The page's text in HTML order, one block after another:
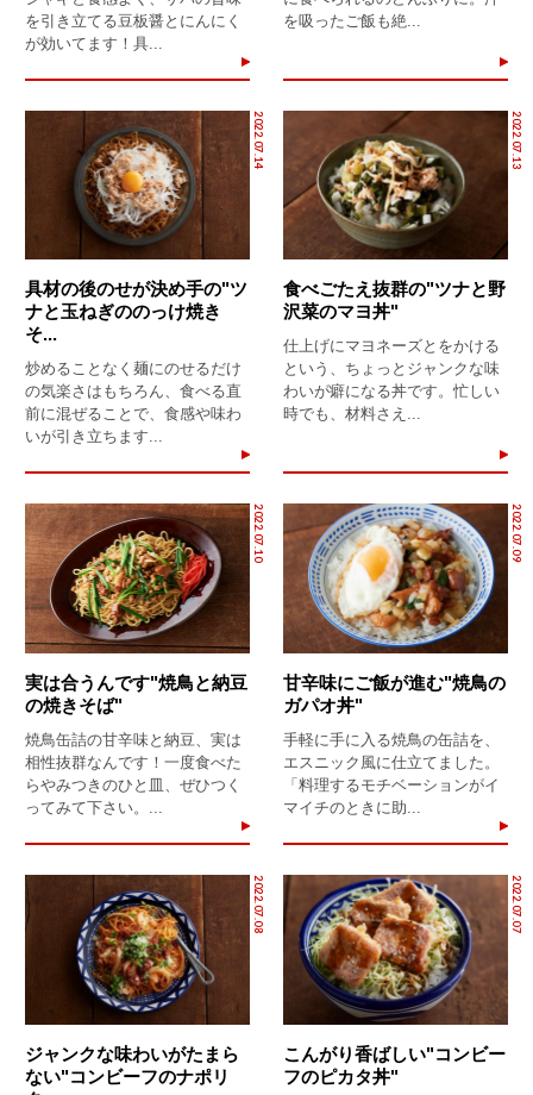
を引き立てる豆板醤とにんにく
が効いてます！具...
を吸ったご飯も絶...
2022.07.14
具材の後のせが決め手の"ツ
ナと玉ねぎののっけ焼き
そ...
炒めることなく麺にのせるだけ
の気楽さはもちろん、食べる直
前に混ぜることで、食感や味わ
いが引き立ちます...
2022.07.13
食べごたえ抜群の"ツナと野
沢菜のマヨ丼"
仕上げにマヨネーズとをかける
という、ちょっとジャンクな味
わいが癖になる丼です。忙しい
時でも、材料さえ...
2022.07.10
実は合うんです"焼鳥と納豆
の焼きそば"
焼鳥缶詰の甘辛味と納豆、実は
相性抜群なんです！一度食べた
らやみつきのひと皿、ぜひつく
ってみて下さい。...
2022.07.09
甘辛味にご飯が進む"焼鳥の
ガパオ丼"
手軽に手に入る焼鳥の缶詰を、
エスニック風に仕立てました。
「料理するモチベーションがイ
マイチのときに助...
2022.07.08
ジャンクな味わいがたまら
ない"コンビーフのナポリ
2022.07.07
こんがり香ばしい"コンビー
フのピカタ丼"